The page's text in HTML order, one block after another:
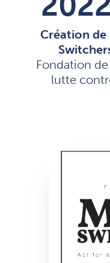
Création
Fondation
lutte